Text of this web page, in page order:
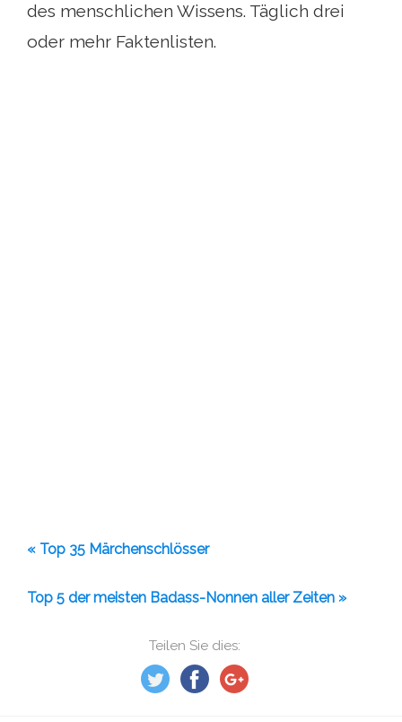
Teilen Sie dies:
des menschlichen Wissens. Täglich drei
oder mehr Faktenlisten.
« Top 35 Märchenschlösser
Top 5 der meisten Badass-Nonnen aller Zeiten »